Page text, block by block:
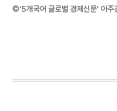
©'5개국어 글로벌 경제신문' 아주